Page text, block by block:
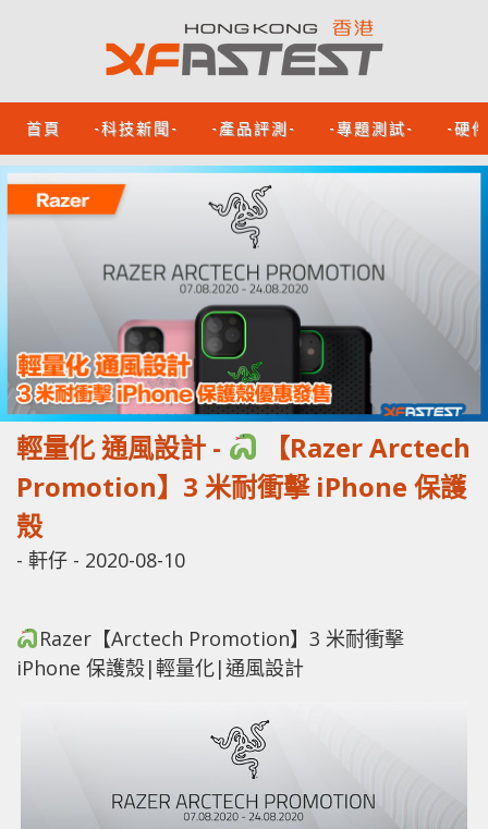
首頁 -科技新聞- -產品評測- -專題測試- -硬
輕量化 通風設計 -
【Razer Arctech
Promotion】3 米耐衝擊 iPhone 保護
殼
- 軒仔 - 2020-08-10
Razer【Arctech Promotion】3 米耐衝擊
iPhone 保護殼|輕量化|通風設計